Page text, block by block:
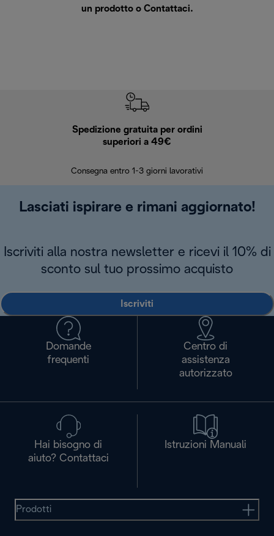
un prodotto o Contattaci.
Spedizione gratuita per ordini
superiori a 49€
Consegna entro 1-3 giorni lavorativi
Lasciati ispirare e rimani aggiornato!
Iscriviti alla nostra newsletter e ricevi il 10% di
sconto sul tuo prossimo acquisto
Iscriviti
Domande
frequenti
Centro di
assistenza
autorizzato
Hai bisogno di
aiuto? Contattaci
Istruzioni Manuali
Prodotti